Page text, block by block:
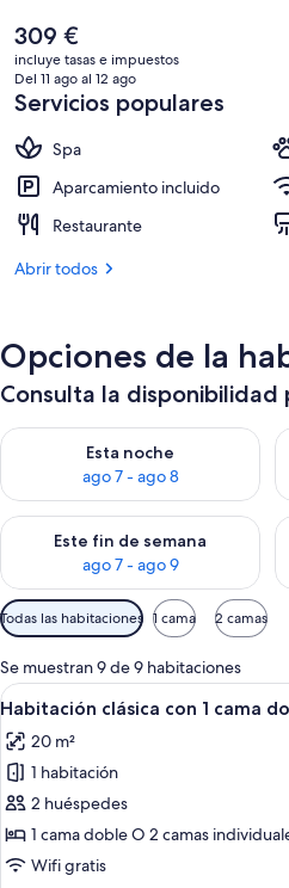
El
precio
actual
es
de
309 €
309 €
incluye tasas e impuestos
Del 11 ago al 12 ago
Servicios populares
Spa
Aparcamiento incluido
Restaurante
Abrir todos
Opciones de la
Consulta la disponibilidad
Esta noche
ago 7 - ago 8
Consulta la disponibilidad para
Este fin de semana
ago 7 - ago 9
Consulta la disponibilidad para
Filtros
disponibles
para
las
habitaciones
Todas las habitaciones 1 cama 2 camas
Se muestran 9 de 9 habitaciones
Abrir
todas
las
fotos
de
Habitación
clásica
3
Habitación clásica con 1 cama
20 m²
1 habitación
2 huéspedes
1 cama doble O 2 camas
Wifi gratis